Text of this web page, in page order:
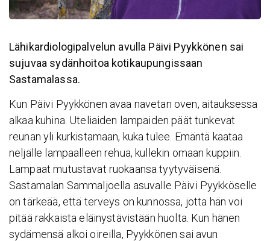
Lähikardiologipalvelun avulla Päivi Pyykkönen sai
sujuvaa sydänhoitoa kotikaupungissaan
Sastamalassa.
Kun Päivi Pyykkönen avaa navetan oven, aitauksessa
alkaa kuhina. Uteliaiden lampaiden päät tunkevat
reunan yli kurkistamaan, kuka tulee. Emäntä kaataa
neljälle lampaalleen rehua, kullekin omaan kuppiin.
Lampaat mutustavat ruokaansa tyytyväisenä.
Sastamalan Sammaljoella asuvalle Päivi Pyykköselle
on tärkeää, että terveys on kunnossa, jotta hän voi
pitää rakkaista eläinystävistään huolta. Kun hänen
sydämensä alkoi oireilla, Pyykkönen sai avun